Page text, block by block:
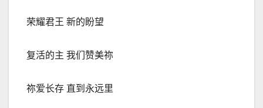
荣耀君王 新的盼望
复活的主 我们赞美祢
祢爱长存 直到永远里